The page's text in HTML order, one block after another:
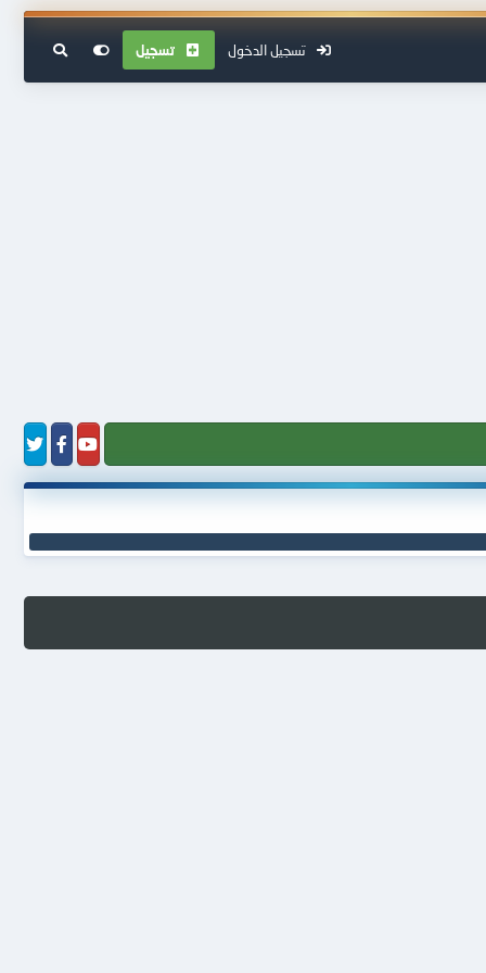
تسجيل الدخول تسجيل